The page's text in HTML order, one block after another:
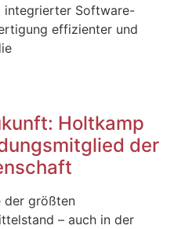
integrierter Software-
effizienter und
Holtkamp
der
der größten
– auch in der